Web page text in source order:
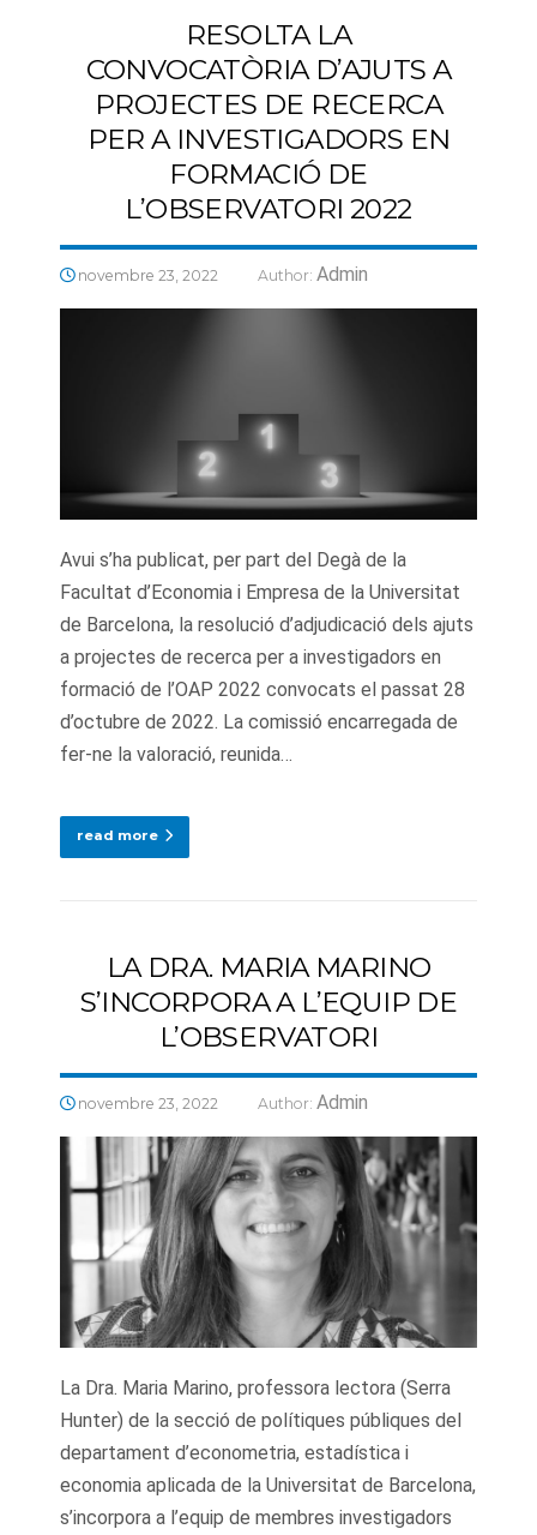
RESOLTA LA
CONVOCATÒRIA D’AJUTS A
PROJECTES DE RECERCA
PER A INVESTIGADORS EN
FORMACIÓ DE
L’OBSERVATORI 2022
novembre 23, 2022 Author: Admin
Avui s’ha publicat, per part del Degà de la
Facultat d’Economia i Empresa de la Universitat
de Barcelona, la resolució d’adjudicació dels ajuts
a projectes de recerca per a investigadors en
formació de l’OAP 2022 convocats el passat 28
d’octubre de 2022. La comissió encarregada de
fer-ne la valoració, reunida…
read more
LA DRA. MARIA MARINO
S’INCORPORA A L’EQUIP DE
L’OBSERVATORI
novembre 23, 2022 Author: Admin
La Dra. Maria Marino, professora lectora (Serra
Hunter) de la secció de polítiques públiques del
departament d’econometria, estadística i
economia aplicada de la Universitat de Barcelona,
s’incorpora a l’equip de membres investigadors